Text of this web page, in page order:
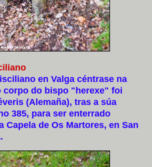
en Valga céntrase na
corpo do bispo "herexe" foi
(Alemaña), tras a súa
385, para ser enterrado
Capela de Os Martores, en San